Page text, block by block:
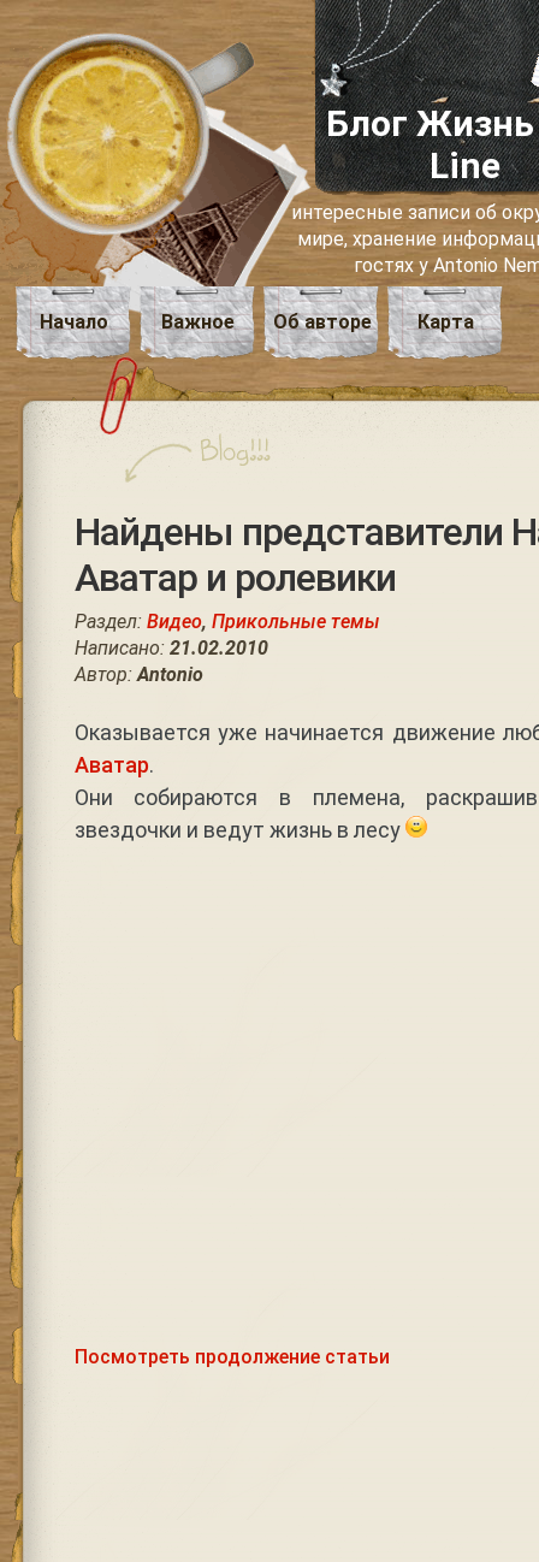
Блог Жизнь
Line
интересные записи об
мире, хранение
гостях у Antonio
Начало Важное Об авторе Карта
Найдены представители
Аватар и ролевики
Раздел: Видео, Прикольные темы
Написано: 21.02.2010
Автор:Antonio
Оказывается уже начинается движение
Аватар.
Они собираются в племена,
звездочки и ведут жизнь в лесу
Посмотреть продолжение статьи